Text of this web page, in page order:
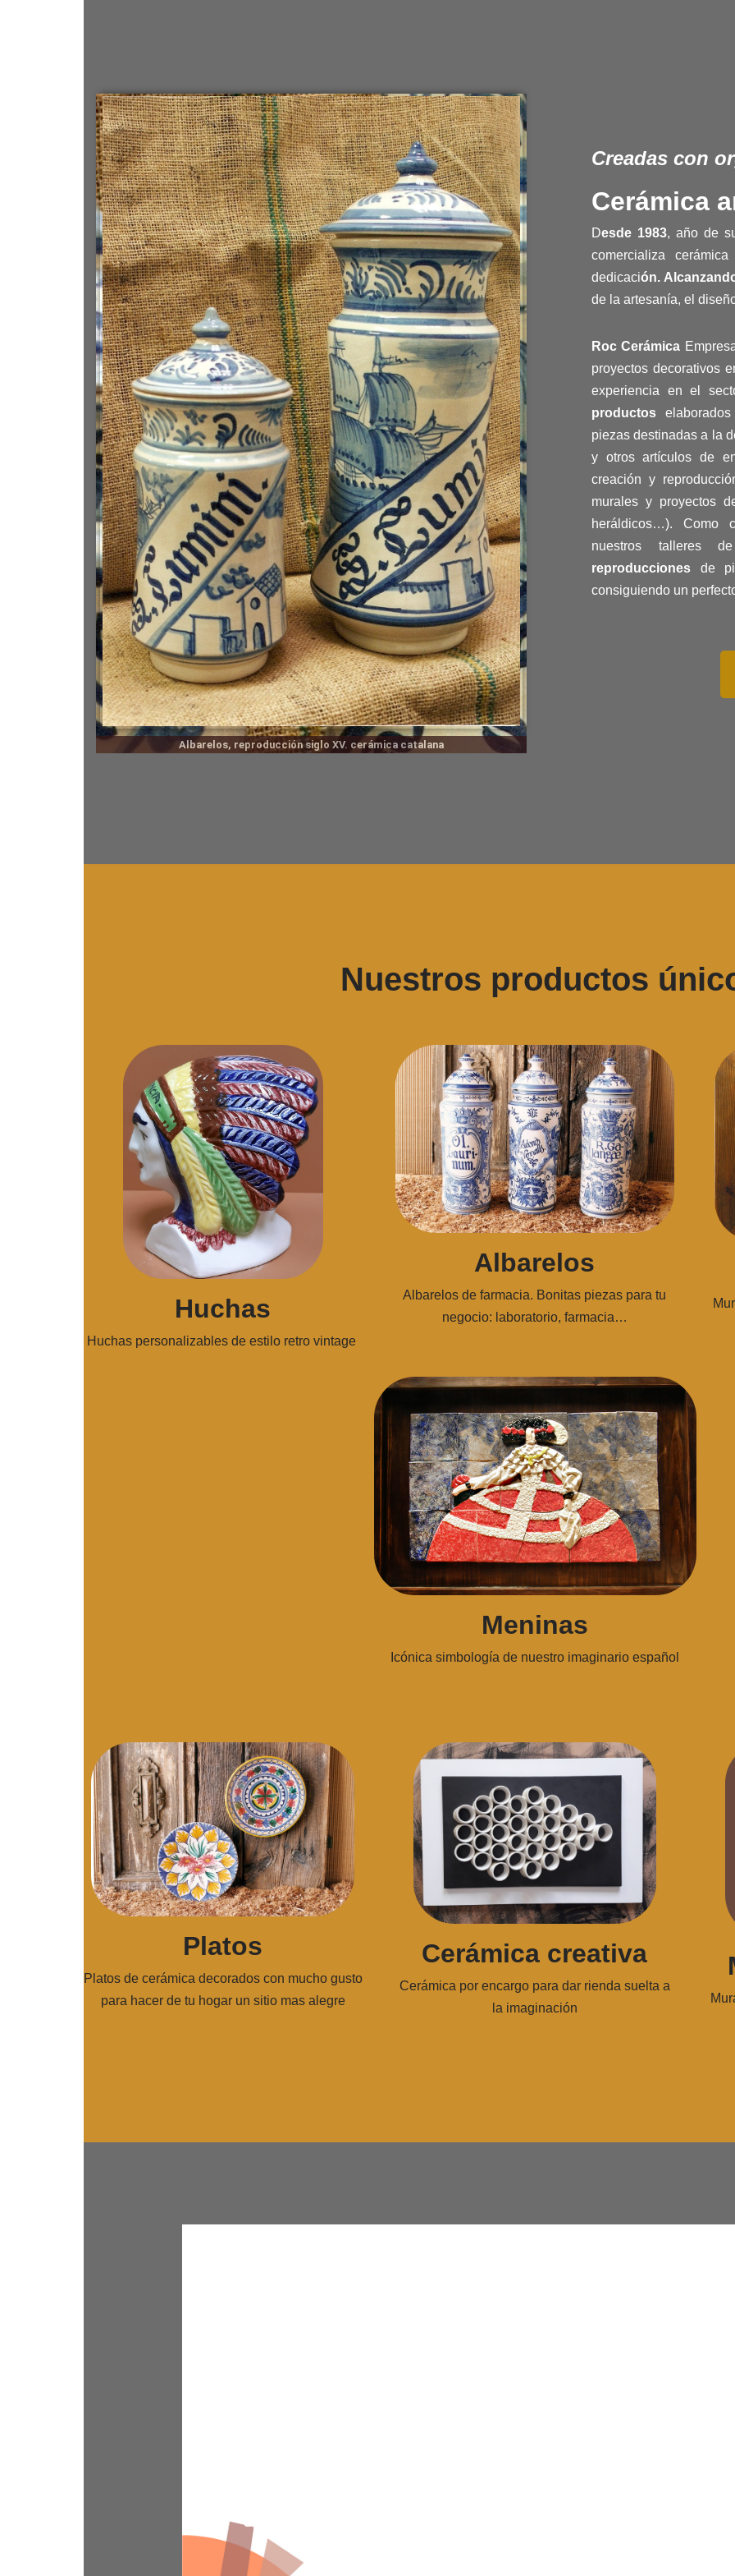
Albarelos, reproducción siglo XV. cerámica catalana
Creadas con
Cerámica
Desde 1983, año de
comercializa
dedicación.
de la artesanía, el
Roc Cerámica
proyectos decorativos
experiencia en el
productos
piezas destinadas a la
y otros artículos de
creación y
murales y proyectos
heráldicos…). Como
nuestros talleres
reproducciones de
consiguiendo un
Nuestros productos
Huchas
Huchas personalizables de estilo retro vintage
Albarelos
Albarelos de farmacia. Bonitas piezas para tu
negocio: laboratorio, farmacia…
Meninas
Icónica simbología de nuestro imaginario español
Platos
Platos de cerámica decorados con mucho gusto
para hacer de tu hogar un sitio mas alegre
Cerámica creativa
Cerámica por encargo para dar rienda suelta a
la imaginación
su propia historia!